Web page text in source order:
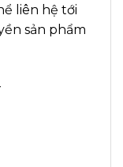
liên hệ tới
sản phẩm